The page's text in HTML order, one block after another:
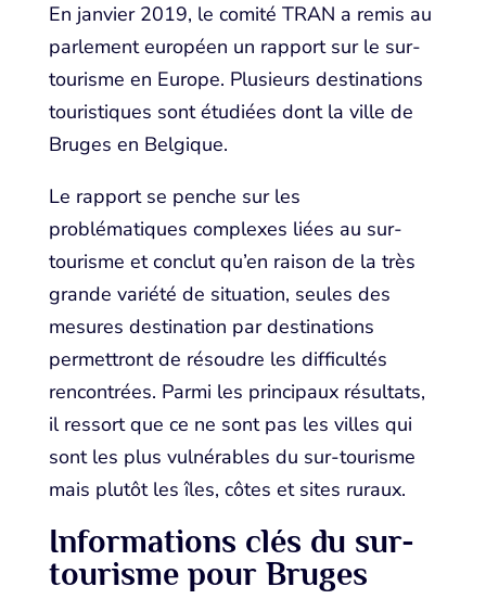
En janvier 2019, le comité TRAN a remis au
parlement européen un rapport sur le sur-
tourisme en Europe. Plusieurs destinations
touristiques sont étudiées dont la ville de
Bruges en Belgique.
Le rapport se penche sur les
problématiques complexes liées au sur-
tourisme et conclut qu’en raison de la très
grande variété de situation, seules des
mesures destination par destinations
permettront de résoudre les difficultés
rencontrées. Parmi les principaux résultats,
il ressort que ce ne sont pas les villes qui
sont les plus vulnérables du sur-tourisme
mais plutôt les îles, côtes et sites ruraux.
Informations clés du sur-
tourisme pour Bruges